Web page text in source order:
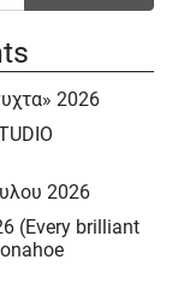
2026
2026
(Every brilliant